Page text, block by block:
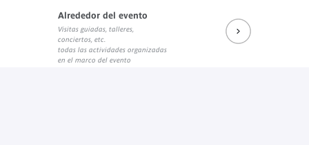
Alrededor del evento
Visitas guiadas, talleres,
conciertos, etc.
todas las actividades organizadas
en el marco del evento